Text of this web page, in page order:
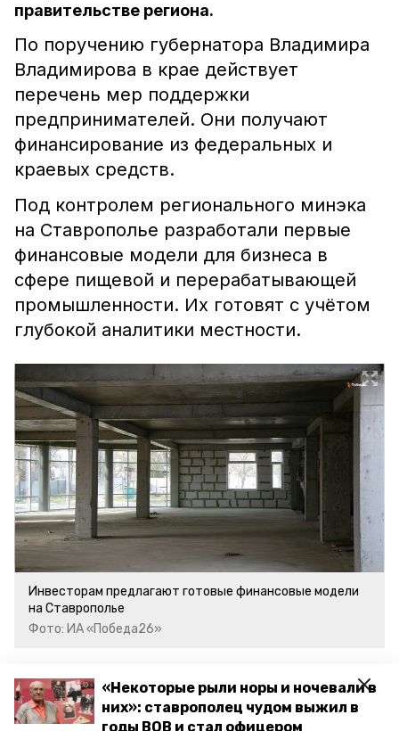
«Некоторые рыли норы и ночевали в
них»: ставрополец чудом выжил в
годы ВОВ и стал офицером
правительстве региона.
По поручению губернатора Владимира
Владимирова в крае действует
перечень мер поддержки
предпринимателей. Они получают
финансирование из федеральных и
краевых средств.
Под контролем регионального минэка
на Ставрополье разработали первые
финансовые модели для бизнеса в
сфере пищевой и перерабатывающей
промышленности. Их готовят с учётом
глубокой аналитики местности.
Инвесторам предлагают готовые финансовые модели
на Ставрополье
Фото: ИА «Победа26»
Ознакомиться с перспективными
проектами можно наинвестиционном